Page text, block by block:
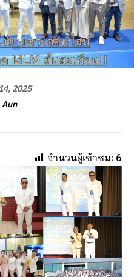
2025
Aun
จำนวนผู้เข้าชม: 6